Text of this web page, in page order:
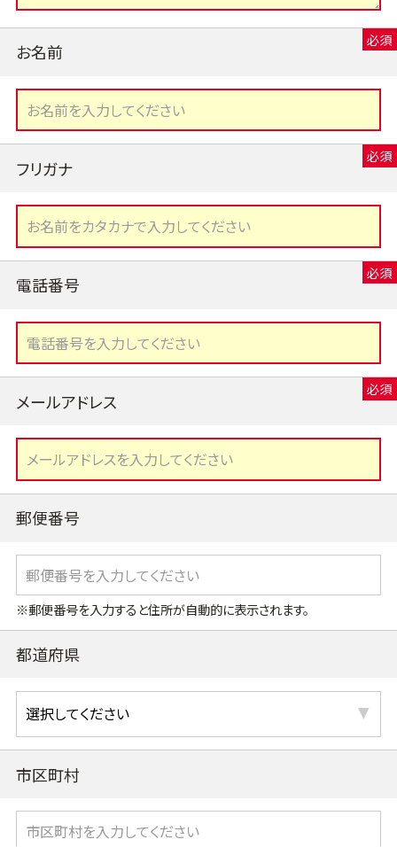
お名前
フリガナ
電話番号
メールアドレス
郵便番号
※郵便番号を入力すると住所が自動的に表示されます。
都道府県
市区町村